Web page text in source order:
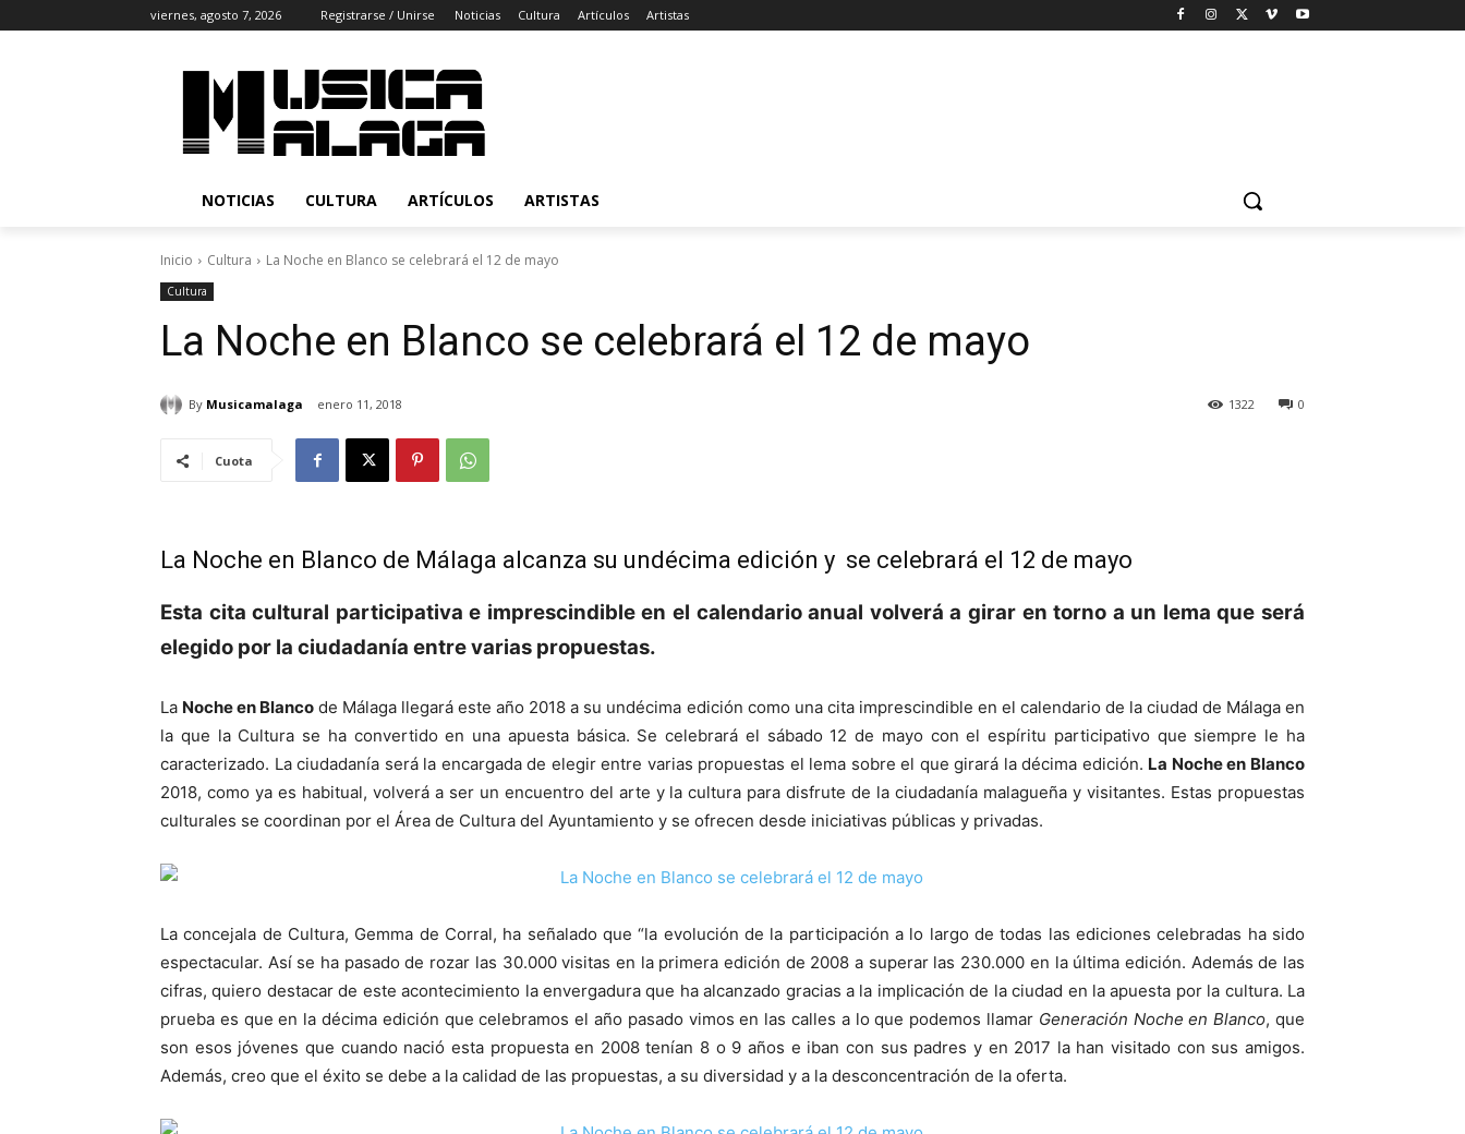
viernes, agosto 7, 2026 Registrarse / Unirse Noticias Cultura Artículos Artistas
NOTICIAS CULTURA ARTÍCULOS ARTISTAS
Inicio Cultura La Noche en Blanco se celebrará el 12 de mayo
Cultura
La Noche en Blanco se celebrará el 12 de mayo
By Musicamalaga enero 11, 2018 0
1322
Cuota
La Noche en Blanco de Málaga alcanza su undécima edición y se celebrará el 12 de mayo
Esta cita cultural participativa e imprescindible en el calendario anual volverá a girar en torno a un lema que será
elegido por la ciudadanía entre varias propuestas.
La Noche en Blanco de Málaga llegará este año 2018 a su undécima edición como una cita imprescindible en el calendario de la ciudad de Málaga en
la que la Cultura se ha convertido en una apuesta básica. Se celebrará el sábado 12 de mayo con el espíritu participativo que siempre le ha
caracterizado. La ciudadanía será la encargada de elegir entre varias propuestas el lema sobre el que girará la décima edición. La Noche en Blanco
2018, como ya es habitual, volverá a ser un encuentro del arte y la cultura para disfrute de la ciudadanía malagueña y visitantes. Estas propuestas
culturales se coordinan por el Área de Cultura del Ayuntamiento y se ofrecen desde iniciativas públicas y privadas.
La concejala de Cultura, Gemma de Corral, ha señalado que “la evolución de la participación a lo largo de todas las ediciones celebradas ha sido
espectacular. Así se ha pasado de rozar las 30.000 visitas en la primera edición de 2008 a superar las 230.000 en la última edición. Además de las
cifras, quiero destacar de este acontecimiento la envergadura que ha alcanzado gracias a la implicación de la ciudad en la apuesta por la cultura. La
prueba es que en la décima edición que celebramos el año pasado vimos en las calles a lo que podemos llamar Generación Noche en Blanco, que
son esos jóvenes que cuando nació esta propuesta en 2008 tenían 8 o 9 años e iban con sus padres y en 2017 la han visitado con sus amigos.
Además, creo que el éxito se debe a la calidad de las propuestas, a su diversidad y a la desconcentración de la oferta.